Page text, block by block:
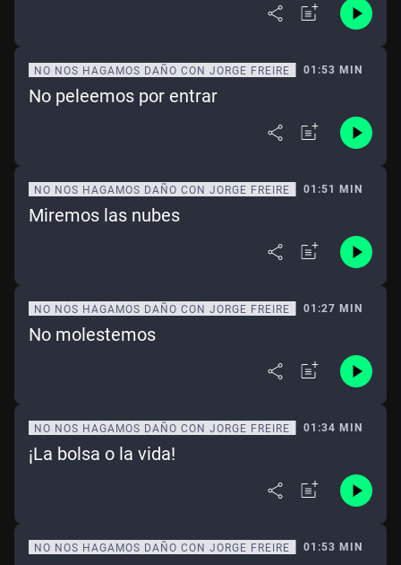
NO NOS HAGAMOS DAÑO CON JORGE FREIRE 01:53 MIN
No peleemos por entrar
NO NOS HAGAMOS DAÑO CON JORGE FREIRE 01:51 MIN
Miremos las nubes
NO NOS HAGAMOS DAÑO CON JORGE FREIRE 01:27 MIN
No molestemos
NO NOS HAGAMOS DAÑO CON JORGE FREIRE 01:34 MIN
¡La bolsa o la vida!
NO NOS HAGAMOS DAÑO CON JORGE FREIRE 01:53 MIN